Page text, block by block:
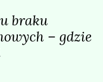
braku
– gdzie